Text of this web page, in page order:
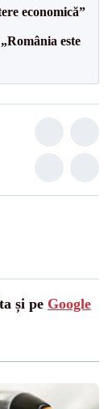
economică”
este
și pe Google